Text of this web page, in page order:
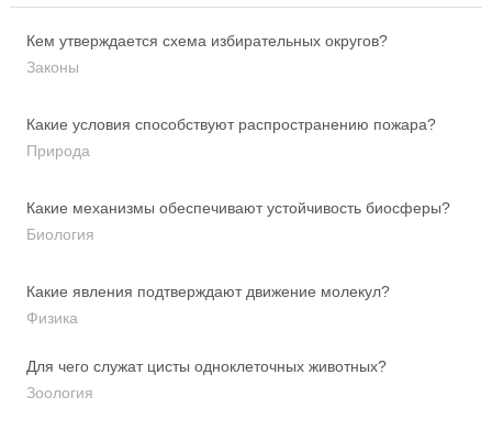
Кем утверждается схема избирательных округов?
Законы
Какие условия способствуют распространению пожара?
Природа
Какие механизмы обеспечивают устойчивость биосферы?
Биология
Какие явления подтверждают движение молекул?
Физика
Для чего служат цисты одноклеточных животных?
Зоология